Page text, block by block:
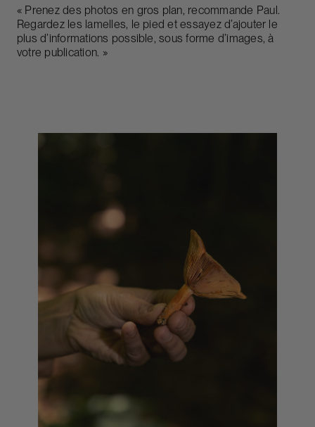
« Prenez des photos en gros plan, recommande Paul.
Regardez les lamelles, le pied et essayez d’ajouter le
plus d’informations possible, sous forme d’images, à
votre publication. »